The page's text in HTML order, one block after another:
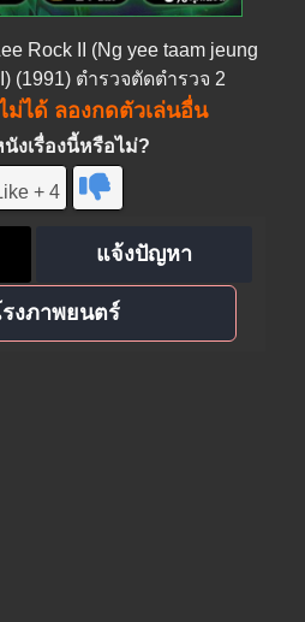
Rock II (Ng yee taam jeung
(1991) ตำรวจตัดตำรวจ 2
ม่ได้ ลองกดตัวเล่นอื่น
งเรื่องนี้หรือไม่?
+ 4
แจ้งปัญหา
งภาพยนตร์